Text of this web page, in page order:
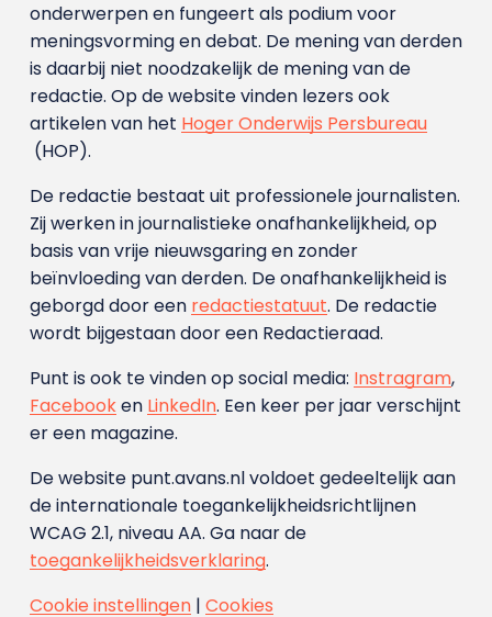
onderwerpen en fungeert als podium voor
meningsvorming en debat. De mening van derden
is daarbij niet noodzakelijk de mening van de
redactie. Op de website vinden lezers ook
artikelen van het Hoger Onderwijs Persbureau
(HOP).
De redactie bestaat uit professionele journalisten.
Zij werken in journalistieke onafhankelijkheid, op
basis van vrije nieuwsgaring en zonder
beïnvloeding van derden. De onafhankelijkheid is
geborgd door een redactiestatuut. De redactie
wordt bijgestaan door een Redactieraad.
Punt is ook te vinden op social media: Instragram,
Facebooken LinkedIn. Een keer per jaar verschijnt
er een magazine.
De website punt.avans.nl voldoet gedeeltelijk aan
de internationale toegankelijkheidsrichtlijnen
WCAG 2.1, niveau AA. Ga naar de
toegankelijkheidsverklaring.
Cookie instellingen| Cookies